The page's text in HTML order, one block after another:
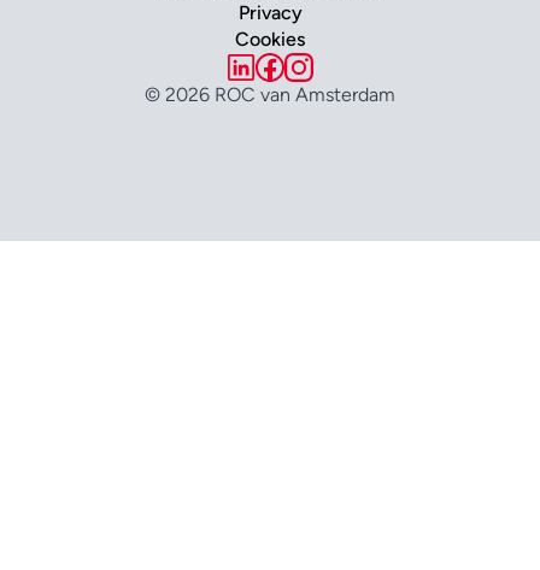
Privacy
Cookies
© 2026 ROC van Amsterdam